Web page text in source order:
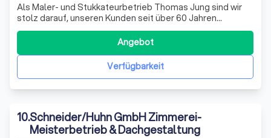
Als Maler- und Stukkateurbetrieb Thomas Jung sind wir
stolz darauf, unseren Kunden seit über 60 Jahren
hochwertige Maler- und Lackierarbeiten zu bieten. Unser
Familienbetrieb in zweiter Generation hat sich auf eine
Vielzahl von Dienstleistungen spezialisiert, darunter Putz-
und Stukkateurarbeiten, BVerfügbarkeit
Angebot
10.Schneider/Huhn GmbH Zimmerei-
Meisterbetrieb & Dachgestaltung